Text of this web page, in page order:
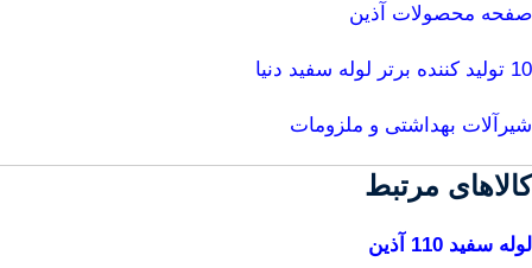
صفحه محصولات آذین
10 تولید کننده برتر لوله سفید دنیا
شیرآلات بهداشتی و ملزومات
کالاهای مرتبط
لوله سفید 110 آذین